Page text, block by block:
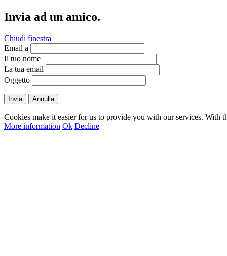
Invia ad un amico.
Chiudi finestra
Email a
Il tuo nome
La tua email
Oggetto
Invia Annulla
Cookies make it easier for us to provide you with our services. With
More information Ok Decline